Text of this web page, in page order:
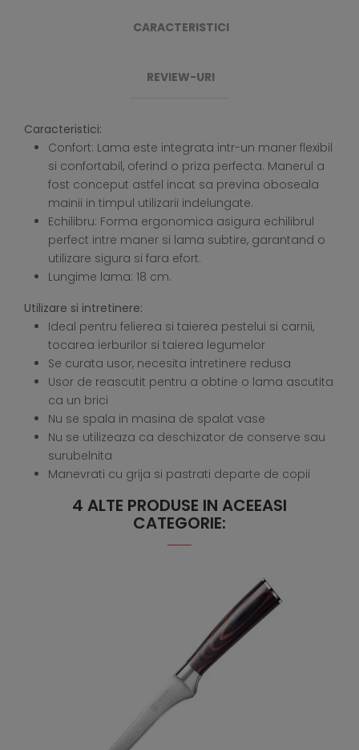
CARACTERISTICI
REVIEW-URI
Caracteristici:
Confort: Lama este integrata intr-un maner flexibil
si confortabil, oferind o priza perfecta. Manerul a
fost conceput astfel incat sa previna oboseala
mainii in timpul utilizarii indelungate.
Echilibru: Forma ergonomica asigura echilibrul
perfect intre maner si lama subtire, garantand o
utilizare sigura si fara efort.
Lungime lama: 18 cm.
Utilizare si intretinere:
Ideal pentru felierea si taierea pestelui si carnii,
tocarea ierburilor si taierea legumelor
Se curata usor, necesita intretinere redusa
Usor de reascutit pentru a obtine o lama ascutita
ca un brici
Nu se spala in masina de spalat vase
Nu se utilizeaza ca deschizator de conserve sau
surubelnita
Manevrati cu grija si pastrati departe de copii
4 ALTE PRODUSE IN ACEEASI
CATEGORIE: